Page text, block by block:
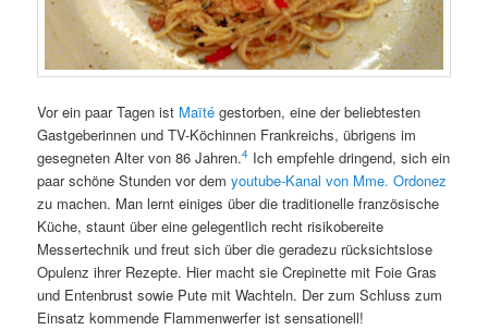
Vor ein paar Tagen ist Maïté gestorben, eine der beliebtesten
Gastgeberinnen und TV-Köchinnen Frankreichs, übrigens im
gesegneten Alter von 86 Jahren.4 Ich empfehle dringend, sich ein
paar schöne Stunden vor demyoutube-Kanal von Mme. Ordonez
zu machen. Man lernt einiges über die traditionelle französische
Küche, staunt über eine gelegentlich recht risikobereite
Messertechnik und freut sich über die geradezu rücksichtslose
Opulenz ihrer Rezepte. Hier macht sie Crepinette mit Foie Gras
und Entenbrust sowie Pute mit Wachteln. Der zum Schluss zum
Einsatz kommende Flammenwerfer ist sensationell!